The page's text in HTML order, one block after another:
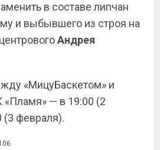
в составе липчан
и выбывшего из строя на
Андрея
«МицуБаскетом» и
— в 19:00 (2
(3 февраля).